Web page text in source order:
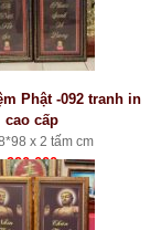
Phật -092 tranh in
cao cấp
x 2 tấm cm
990.000